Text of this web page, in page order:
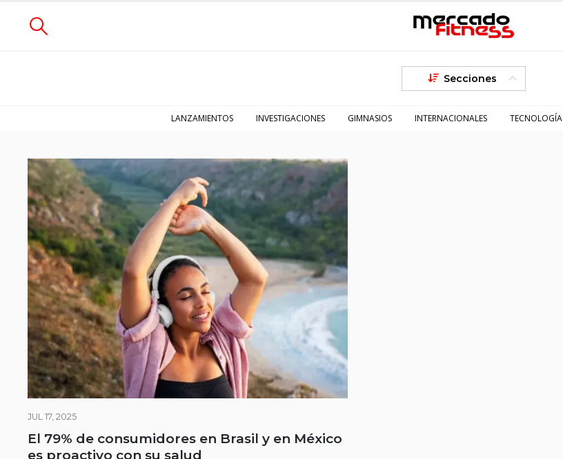
Secciones
LANZAMIENTOS INVESTIGACIONES GIMNASIOS INTERNACIONALES TECNOLOGÍA
JUL 17, 2025
El 79% de consumidores en Brasil y en México
es proactivo con su salud